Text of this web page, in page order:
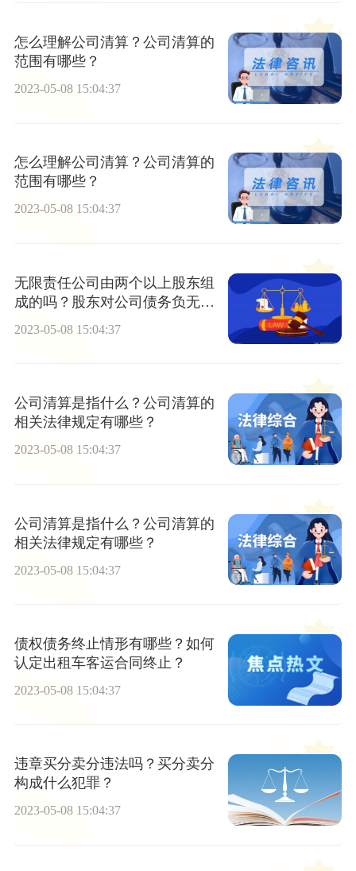
怎么理解公司清算？公司清算的
范围有哪些？
2023-05-08 15:04:37
怎么理解公司清算？公司清算的
范围有哪些？
2023-05-08 15:04:37
无限责任公司由两个以上股东组
成的吗？股东对公司债务负无限
2023-05-08 15:04:37
公司清算是指什么？公司清算的
相关法律规定有哪些？
2023-05-08 15:04:37
公司清算是指什么？公司清算的
相关法律规定有哪些？
2023-05-08 15:04:37
债权债务终止情形有哪些？如何
认定出租车客运合同终止？
2023-05-08 15:04:37
违章买分卖分违法吗？买分卖分
构成什么犯罪？
2023-05-08 15:04:37